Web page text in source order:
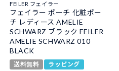
FEILER フェイラー
フェイラー ポーチ 化粧ポー
チ レディース AMELIE
SCHWARZ ブラック FEILER
AMELIE SCHWARZ 010
BLACK
送料無料
ラッピング